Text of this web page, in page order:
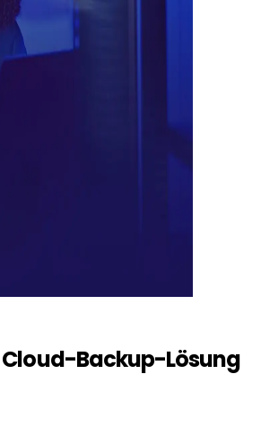
Cloud-Backup-Lösung